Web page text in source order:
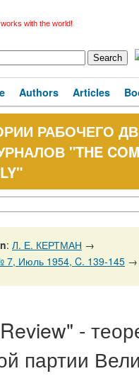
with the world!
Authors Articles
РАБОЧЕГО
"THE
: Л. Е. КЕРТМАН →
7, Июль 1954, C. 139-145 →
-
партии